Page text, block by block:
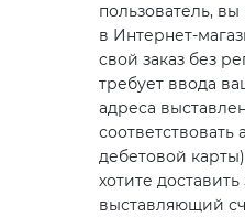
пользователь,
в Интернет-
свой заказ без
требует ввода
адреса
дебетовой
хотите
выставляющий